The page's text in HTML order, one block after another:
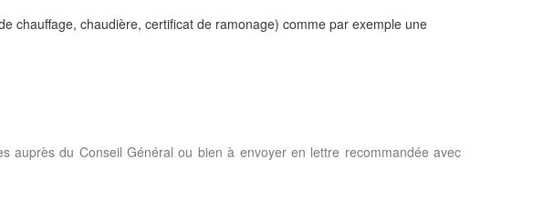
chauffage, chaudière, certificat de ramonage) comme par exemple une
du Conseil Général ou bien à envoyer en lettre recommandée avec